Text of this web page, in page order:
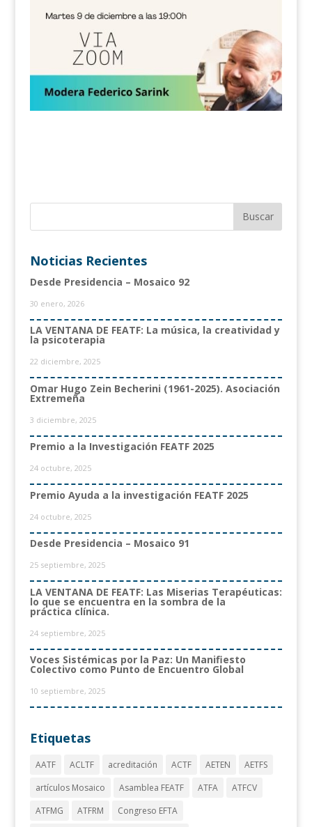
Noticias Recientes
Desde Presidencia – Mosaico 92
30 enero, 2026
LA VENTANA DE FEATF: La música, la creatividad y
la psicoterapia
22 diciembre, 2025
Omar Hugo Zein Becherini (1961-2025). Asociación
Extremeña
3 diciembre, 2025
Premio a la Investigación FEATF 2025
24 octubre, 2025
Premio Ayuda a la investigación FEATF 2025
24 octubre, 2025
Desde Presidencia – Mosaico 91
25 septiembre, 2025
LA VENTANA DE FEATF: Las Miserias Terapéuticas:
lo que se encuentra en la sombra de la
práctica clínica.
24 septiembre, 2025
Voces Sistémicas por la Paz: Un Manifiesto
Colectivo como Punto de Encuentro Global
10 septiembre, 2025
Etiquetas
AATF ACLTF acreditación ACTF AETEN
AETFS
artículos Mosaico
Asamblea FEATF ATFA
ATFCV
ATFMG
ATFRM
Congreso EFTA